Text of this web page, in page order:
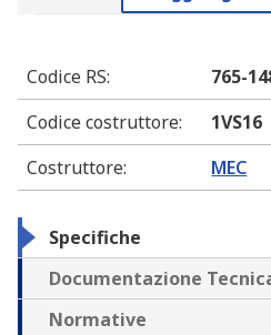
Codice RS:
765-
Codice costruttore:
1VS16
Costruttore: MEC
Specifiche
Documentazione
Normative